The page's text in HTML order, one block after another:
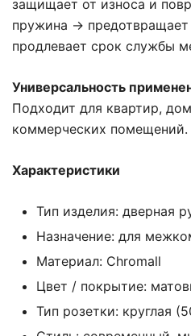
защищает от износа и
пружина → предотвращает
продлевает срок службы
Универсальность
Подходит для квартир,
коммерческих помещений.
Характеристики
Тип изделия: дверная
Назначение: для
Материал: Chromall
Цвет / покрытие:
Тип розетки: круглая